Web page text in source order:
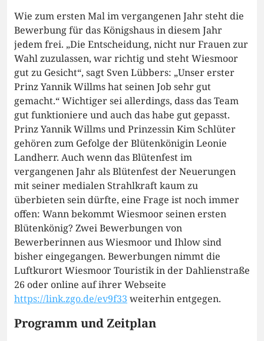
Wie zum ersten Mal im vergangenen Jahr steht die
Bewerbung für das Königshaus in diesem Jahr
jedem frei. „Die Entscheidung, nicht nur Frauen zur
Wahl zuzulassen, war richtig und steht Wiesmoor
gut zu Gesicht“, sagt Sven Lübbers: „Unser erster
Prinz Yannik Willms hat seinen Job sehr gut
gemacht.“ Wichtiger sei allerdings, dass das Team
gut funktioniere und auch das habe gut gepasst.
Prinz Yannik Willms und Prinzessin Kim Schlüter
gehören zum Gefolge der Blütenkönigin Leonie
Landherr. Auch wenn das Blütenfest im
vergangenen Jahr als Blütenfest der Neuerungen
mit seiner medialen Strahlkraft kaum zu
überbieten sein dürfte, eine Frage ist noch immer
offen: Wann bekommt Wiesmoor seinen ersten
Blütenkönig? Zwei Bewerbungen von
Bewerberinnen aus Wiesmoor und Ihlow sind
bisher eingegangen. Bewerbungen nimmt die
Luftkurort Wiesmoor Touristik in der Dahlienstraße
26 oder online auf ihrer Webseite
https://link.zgo.de/ev9f33 weiterhin entgegen.
Programm und Zeitplan